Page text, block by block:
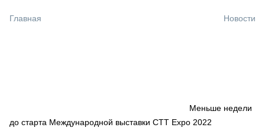
СПЕЦПРОЕКТЫ
Главная Новости
Меньше недели
до старта Международной выставки CTT Expo 2022